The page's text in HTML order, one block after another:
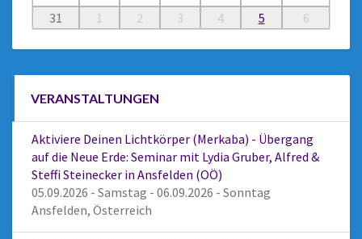
31
1 2 3 4 5 6
VERANSTALTUNGEN
Aktiviere Deinen Lichtkörper (Merkaba) - Übergang
auf die Neue Erde: Seminar mit Lydia Gruber, Alfred &
Steffi Steinecker in Ansfelden (OÖ)
05.09.2026 - Samstag - 06.09.2026 - Sonntag
Ansfelden, Österreich